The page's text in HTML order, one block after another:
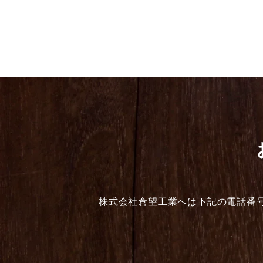
株式会社倉望工業へは下記の電話番